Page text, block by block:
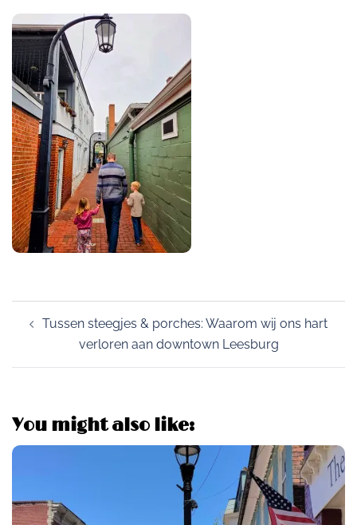
Post
navigation
Tussen steegjes & porches: Waarom wij ons hart
verloren aan downtown Leesburg
You might also like: